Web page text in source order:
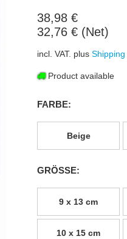
38,98 €
32,76 € (Net)
incl. VAT. plus
Product available
FARBE:
Beige
GRÖSSE:
9 x 13 cm
10 x 15 cm